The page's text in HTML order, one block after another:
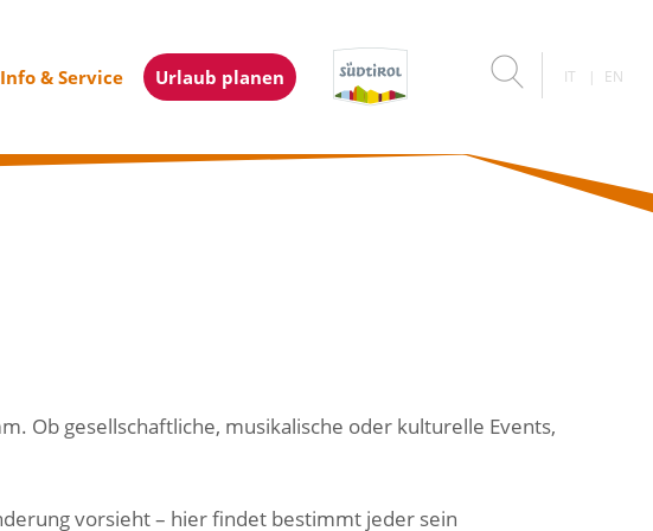
Info & Service Urlaub planen IT EN
Ob gesellschaftliche, musikalische oder kulturelle Events,
vorsieht – hier findet bestimmt jeder sein